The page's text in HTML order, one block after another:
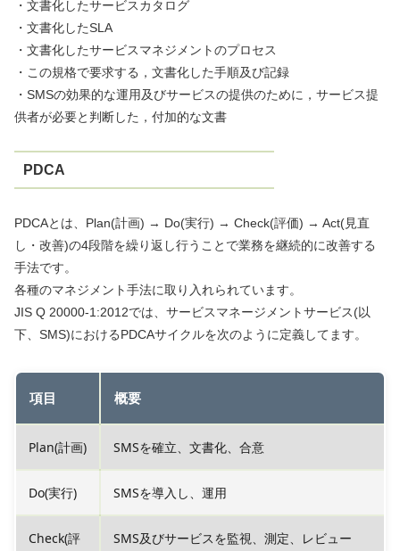
・文書化したサービスカタログ
・文書化したSLA
・文書化したサービスマネジメントのプロセス
・この規格で要求する，文書化した手順及び記録
・SMSの効果的な運用及びサービスの提供のために，サービス提
供者が必要と判断した，付加的な文書
PDCA
PDCAとは、Plan(計画) → Do(実行) → Check(評価) → Act(見直
し・改善)の4段階を繰り返し行うことで業務を継続的に改善する
手法です。
各種のマネジメント手法に取り入れられています。
JIS Q 20000-1:2012では、サービスマネージメントサービス(以
下、SMS)におけるPDCAサイクルを次のように定義してます。
項目 概要
Plan(計画) SMSを確立、文書化、合意
Do(実行) SMSを導入し、運用
Check(評
SMS及びサービスを監視、測定、レビュー